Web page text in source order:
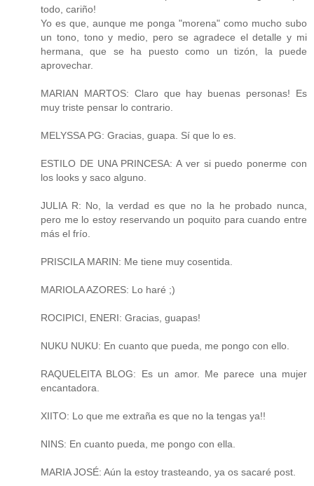
todo, cariño!
Yo es que, aunque me ponga "morena" como mucho subo
un tono, tono y medio, pero se agradece el detalle y mi
hermana, que se ha puesto como un tizón, la puede
aprovechar.
MARIAN MARTOS: Claro que hay buenas personas! Es
muy triste pensar lo contrario.
MELYSSA PG: Gracias, guapa. Sí que lo es.
ESTILO DE UNA PRINCESA: A ver si puedo ponerme con
los looks y saco alguno.
JULIA R: No, la verdad es que no la he probado nunca,
pero me lo estoy reservando un poquito para cuando entre
más el frío.
PRISCILA MARIN: Me tiene muy cosentida.
MARIOLA AZORES: Lo haré ;)
ROCIPICI, ENERI: Gracias, guapas!
NUKU NUKU: En cuanto que pueda, me pongo con ello.
RAQUELEITA BLOG: Es un amor. Me parece una mujer
encantadora.
XIITO: Lo que me extraña es que no la tengas ya!!
NINS: En cuanto pueda, me pongo con ella.
MARIA JOSÉ: Aún la estoy trasteando, ya os sacaré post.